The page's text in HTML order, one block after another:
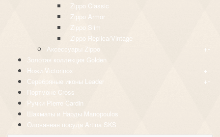
Zippo Classic
Zippo Armor
Zippo Slim
Zippo Replica/Vintage
Аксессуары Zippo
+-
Золотая коллекция Golden
Ножи Victorinox
+-
Серебряные иконы Leader +-
Портмоне Cross
Ручки Pierre Cardin
Шахматы и Нарды Manopoulos
Оловянная посуда Artina SKS